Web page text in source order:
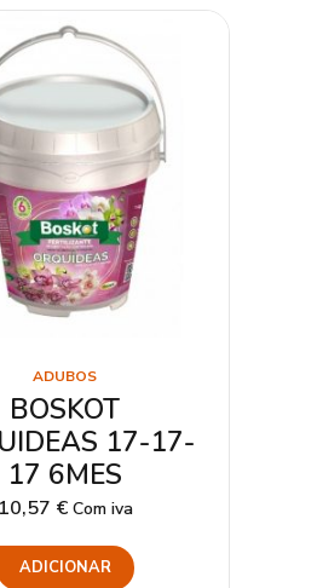
ADUBOS
BOSKOT
17-17-
17 6MES
10,57 € Com iva
ADICIONAR